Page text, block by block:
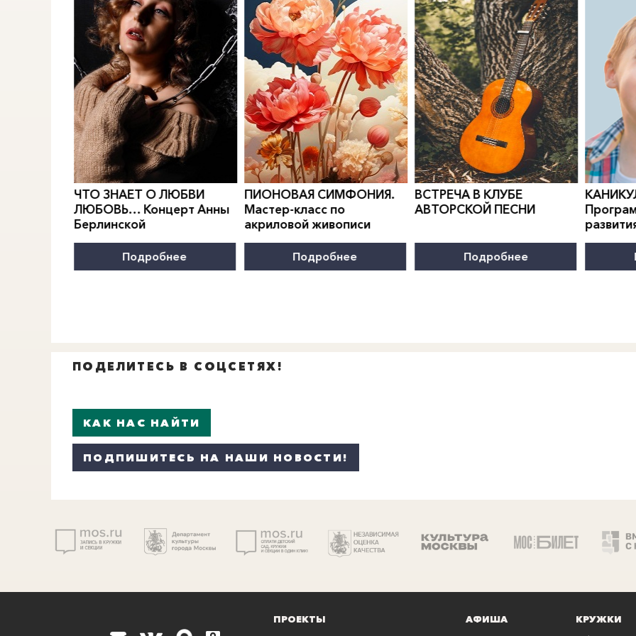
0">
ЧТО ЗНАЕТ О ЛЮБВИ
ЛЮБОВЬ… Концерт Анны
Берлинской
Подробнее
0">
ПИОНОВАЯ СИМФОНИЯ.
Мастер-класс по
акриловой живописи
Подробнее
0">
ВСТРЕЧА В КЛУБЕ
АВТОРСКОЙ ПЕСНИ
Подробнее
0">
ПОДЕЛИТЕСЬ В СОЦСЕТЯХ!
КАК НАС НАЙТИ
ПОДПИШИТЕСЬ НА НАШИ НОВОСТИ!
ПРОЕКТЫ АФИША КРУЖКИ